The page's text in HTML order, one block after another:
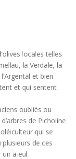
locales telles
la Verdale, la
et bien
et qui sentent
oubliés ou
de Picholine
qui se
de ces
aïeul.